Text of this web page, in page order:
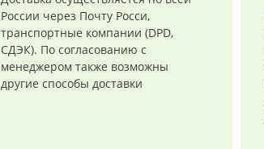
России через Почту Росси,
транспортные компании (DPD,
СДЭК). По согласованию с
менеджером также возможны
другие способы доставки